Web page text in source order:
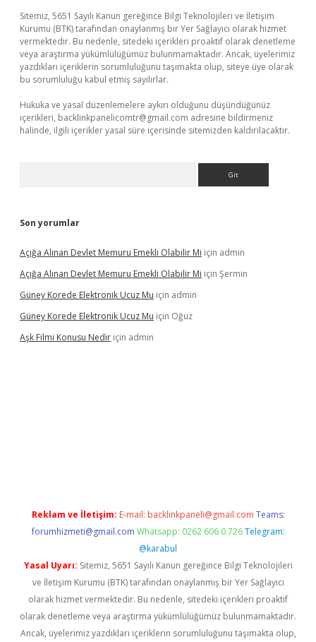
Sitemiz, 5651 Sayılı Kanun gereğince Bilgi Teknolojileri ve İletişim
Kurumu (BTK) tarafından onaylanmış bir Yer Sağlayıcı olarak hizmet
vermektedir. Bu nedenle, sitedeki içerikleri proaktif olarak denetleme
veya araştırma yükümlülüğümüz bulunmamaktadır. Ancak, üyelerimiz
yazdıkları içeriklerin sorumluluğunu taşımakta olup, siteye üye olarak
bu sorumluluğu kabul etmiş sayılırlar.
Hukuka ve yasal düzenlemelere aykırı olduğunu düşündüğünüz
içerikleri, backlinkpanelicomtr@gmail.com adresine bildirmeniz
halinde, ilgili içerikler yasal süre içerisinde sitemizden kaldırılacaktır.
Son yorumlar
Açığa Alınan Devlet Memuru Emekli Olabilir Mi için admin
Açığa Alınan Devlet Memuru Emekli Olabilir Mi için Şermin
Güney Korede Elektronik Ucuz Mu için admin
Güney Korede Elektronik Ucuz Mu için Oğuz
Aşk Filmi Konusu Nedir için admin
Reklam ve İletişim: E-mail: backlinkpaneli@gmail.com Teams:
forumhizmeti@gmail.com Whatsapp: 0262 606 0 726 Telegram:
@karabul
Yasal Uyarı: Sitemiz, 5651 Sayılı Kanun gereğince Bilgi Teknolojileri
ve İletişim Kurumu (BTK) tarafından onaylanmış bir Yer Sağlayıcı
olarak hizmet vermektedir. Bu nedenle, sitedeki içerikleri proaktif
olarak denetleme veya araştırma yükümlülüğümüz bulunmamaktadır.
Ancak, üyelerimiz yazdıkları içeriklerin sorumluluğunu taşımakta olup,